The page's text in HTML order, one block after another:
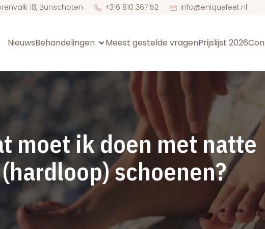
18, Bunschoten +316 810 367 52 info@eniquefeet.nl
NieuwsBehandelingen Meest gestelde vragenPrijslijst 2026
moet ik doen met natte
(hardloop) schoenen?